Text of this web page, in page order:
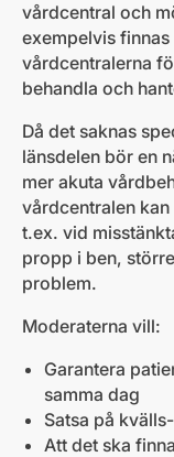
vårdcentral och
exempelvis
vårdcentralerna
behandla och
Då det saknas
länsdelen bör en
mer akuta
vårdcentralen
t.ex. vid
propp i ben,
problem.
Moderaterna vill:
Garantera
samma dag
Satsa på
Att det ska